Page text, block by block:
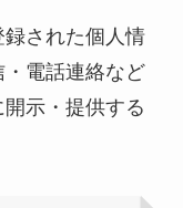
された個人情
電話連絡など
示・提供する